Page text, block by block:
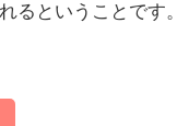
るということです。